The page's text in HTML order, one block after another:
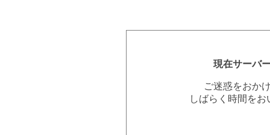
現在サーバ
ご迷惑をおか
しばらく時間を